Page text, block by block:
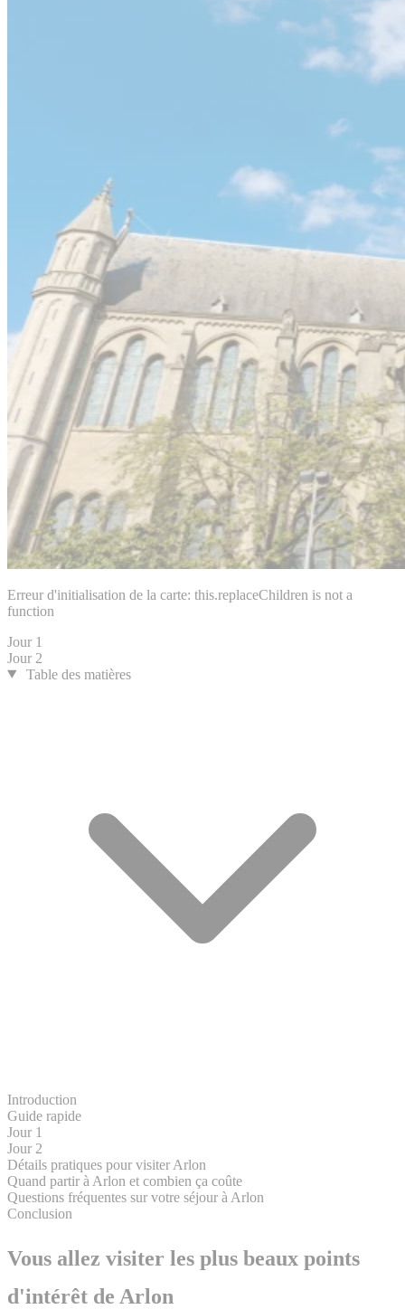
Erreur d'initialisation de la carte: this.replaceChildren is not a
function
Jour 1
Jour 2
Table des matières
Introduction
Guide rapide
Jour 1
Jour 2
Détails pratiques pour visiter Arlon
Quand partir à Arlon et combien ça coûte
Questions fréquentes sur votre séjour à Arlon
Conclusion
Vous allez visiter les plus beaux points
d'intérêt de Arlon